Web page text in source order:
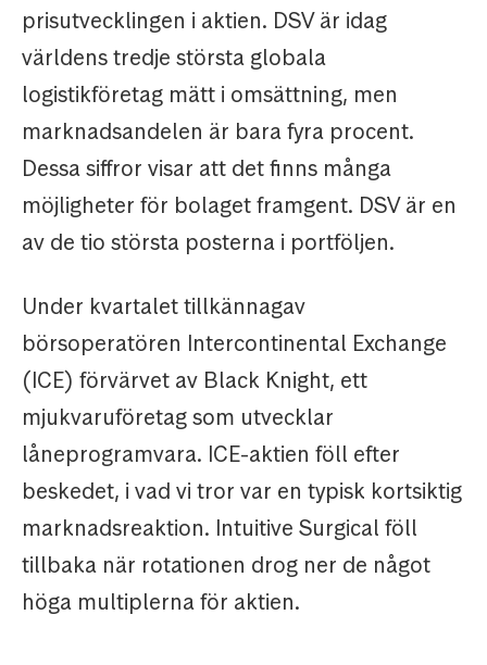
prisutvecklingen i aktien. DSV är idag
världens tredje största globala
logistikföretag mätt i omsättning, men
marknadsandelen är bara fyra procent.
Dessa siffror visar att det finns många
möjligheter för bolaget framgent. DSV är en
av de tio största posterna i portföljen.
Under kvartalet tillkännagav
börsoperatören Intercontinental Exchange
(ICE) förvärvet av Black Knight, ett
mjukvaruföretag som utvecklar
låneprogramvara. ICE-aktien föll efter
beskedet, i vad vi tror var en typisk kortsiktig
marknadsreaktion. Intuitive Surgical föll
tillbaka när rotationen drog ner de något
höga multiplerna för aktien.